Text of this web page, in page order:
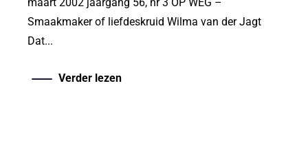
Smaakmaker of liefdeskruid Wilma van der Jagt
Dat...
Verder lezen